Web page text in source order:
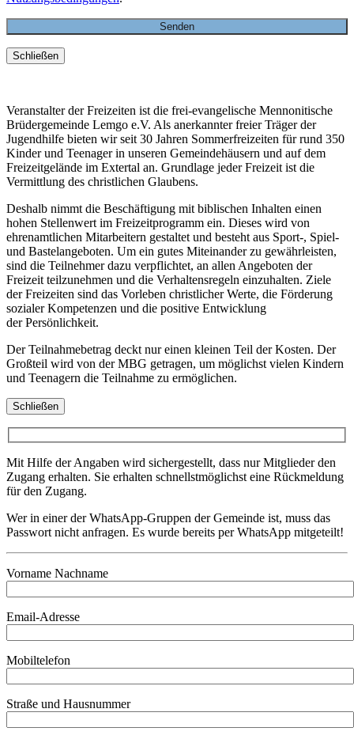
Schließen
Veranstalter der Freizeiten ist die frei-evangelische Mennonitische
Brüdergemeinde Lemgo e.V. Als anerkannter freier Träger der
Jugendhilfe bieten wir seit 30 Jahren Sommerfreizeiten für rund 350
Kinder und Teenager in unseren Gemeindehäusern und auf dem
Freizeitgelände im Extertal an. Grundlage jeder Freizeit ist die
Vermittlung des christlichen Glaubens.
Deshalb nimmt die Beschäftigung mit biblischen Inhalten einen
hohen Stellenwert im Freizeitprogramm ein. Dieses wird von
ehrenamtlichen Mitarbeitern gestaltet und besteht aus Sport-, Spiel-
und Bastelangeboten. Um ein gutes Miteinander zu gewährleisten,
sind die Teilnehmer dazu verpflichtet, an allen Angeboten der
Freizeit teilzunehmen und die Verhaltensregeln einzuhalten. Ziele
der Freizeiten sind das Vorleben christlicher Werte, die Förderung
sozialer Kompetenzen und die positive Entwicklung
der Persönlichkeit.
Der Teilnahmebetrag deckt nur einen kleinen Teil der Kosten. Der
Großteil wird von der MBG getragen, um möglichst vielen Kindern
und Teenagern die Teilnahme zu ermöglichen.
Schließen
Mit Hilfe der Angaben wird sichergestellt, dass nur Mitglieder den
Zugang erhalten. Sie erhalten schnellstmöglichst eine Rückmeldung
für den Zugang.
Wer in einer der WhatsApp-Gruppen der Gemeinde ist, muss das
Passwort nicht anfragen. Es wurde bereits per WhatsApp mitgeteilt!
Vorname Nachname
Email-Adresse
Mobiltelefon
Straße und Hausnummer